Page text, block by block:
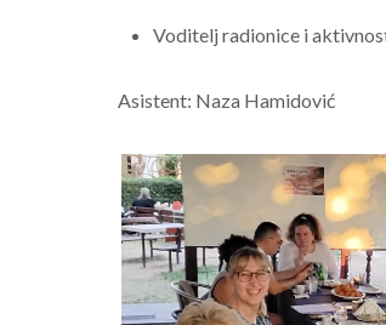
Voditelj radionice i
Asistent: Naza Hamidović